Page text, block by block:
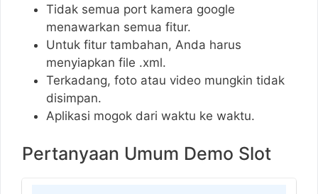
Tidak semua port kamera google
menawarkan semua fitur.
Untuk fitur tambahan, Anda harus
menyiapkan file .xml.
Terkadang, foto atau video mungkin tidak
disimpan.
Aplikasi mogok dari waktu ke waktu.
Pertanyaan Umum Demo Slot